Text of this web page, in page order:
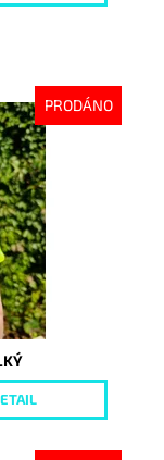
PRODÁNO